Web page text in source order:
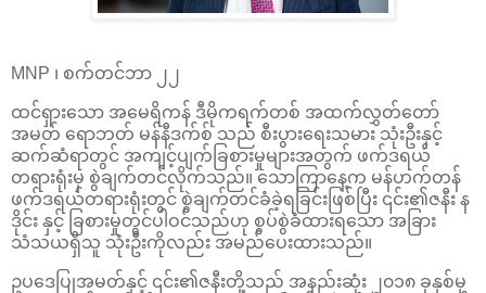
MNP ၊ စက်တင်ဘာ ၂၂
ထင်ရှားသော အမေရိကန် ဒီမိုကရက်တစ် အထက်လွှတ်တော်
အမတ် ရောဘတ် မန်နီဒက်စ် သည် စီးပွားရေးသမား သုံးဦးနှင့်
ဆက်ဆံရာတွင် အကျင့်ပျက်ခြစားမှုများအတွက် ဖက်ဒရယ်
တရားရုံးမှ စွဲချက်တင်လိုက်သည်။ သောကြာနေ့က မန်ဟက်တန်
ဖက်ဒရယ်တရားရုံးတွင် စွဲချက်တင်ခံခဲ့ရခြင်းဖြစ်ပြီး ၎င်း၏ဇနီး န
ဒိုင်း နှင့် ခြစားမှုတွင်ပါဝင်သည်ဟု စွပ်စွဲခံထားရသော အခြား
သံသယရှိသူ သုံးဦးကိုလည်း အမည်ပေးထားသည်။
ဥပဒေပြုအမတ်နှင့် ၎င်း၏ဇနီးတို့သည် အနည်းဆုံး ၂၀၁၈ ခုနှစ်မှ